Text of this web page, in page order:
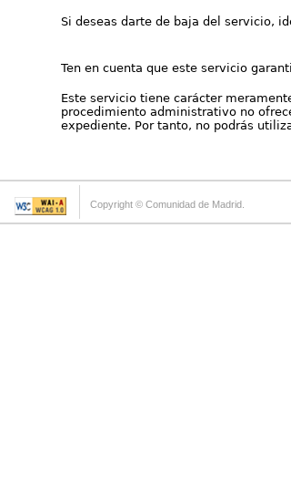
Si deseas darte de baja del servicio,
Ten en cuenta que este servicio
Este servicio tiene carácter
procedimiento administrativo no
expediente. Por tanto, no podrás
Copyright © Comunidad de Madrid.